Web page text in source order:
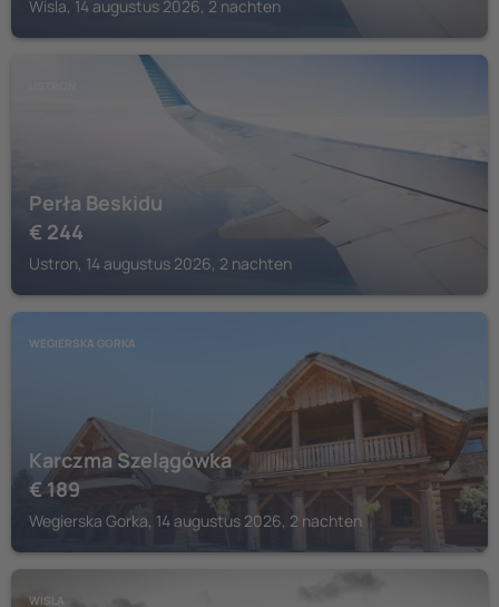
Wisla, 14 augustus 2026, 2 nachten
Perła Beskidu
€ 244
Ustron, 14 augustus 2026, 2 nachten
WEGIERSKA GORKA
Karczma Szelągówka
€ 189
Wegierska Gorka, 14 augustus 2026, 2 nachten
WISLA